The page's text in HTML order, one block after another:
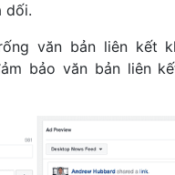
dối.
văn bản liên kết
bảo văn bản liên